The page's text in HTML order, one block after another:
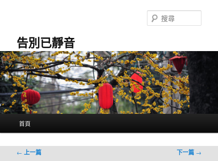
容
告別已靜音
尋
首頁
文
← 上一篇 下一篇 →